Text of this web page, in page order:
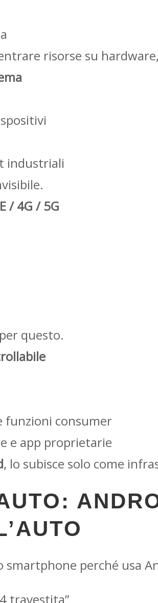
risorse su
industriali
/ 4G / 5G
questo.
funzioni consumer
e app proprietarie
, lo subisce solo come
smartphone perché usa
travestita”